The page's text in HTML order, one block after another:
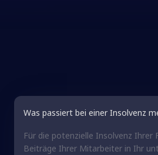
Was passiert bei einer Insolvenz
Für die potenzielle Insolvenz Ihrer
Beiträge Ihrer Mitarbeiter in Ihr